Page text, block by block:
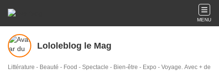
MENU
Lololeblog le Mag
Littérature - Beauté - Food - Spectacle - Bien-être - Expo - Voyage. Avec + de